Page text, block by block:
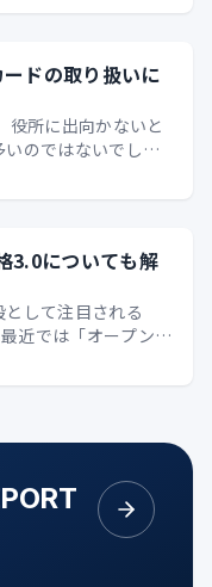
ドの取り扱いに
役所に出向かないと
のではないでしょ
料 を発見し「郵…
3.0についても解
して注目される
近では「オープンバ
います。…